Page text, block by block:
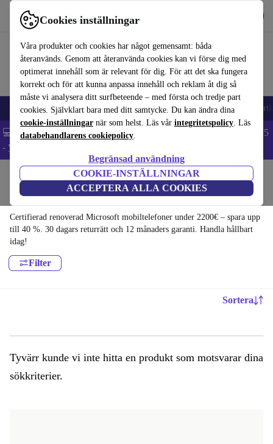
Cookies inställningar
Våra produkter och cookies har något gemensamt: båda
återanvänds. Genom att återanvända cookies kan vi förse dig med
optimerat innehåll som är relevant för dig. För att det ska fungera
korrekt och för att kunna anpassa innehåll och reklam åt dig så
måste vi analysera ditt surfbeteende – med första och tredje part
cookies. Självklart bara med ditt samtycke. Du kan ändra dina
cookie-inställningar när som helst. Läs vår integritetspolicy. Läs
databehandlarens cookiepolicy.
Begränsad användning
COOKIE-INSTÄLLNINGAR
ACCEPTERA ALLA COOKIES
Använd refurbed snabbt och enkelt
🎒 Back to school Mobiltelefoner Bärbara datorer Surfplattor
💻 Extra 5% rabatt på alla MacBooks och laptops - Code: LAPTOP5
- Villkor
Mobiltelefoner & Smartphones
Microsoft mobiltelefoner:
Certifierad renoverad Microsoft mobiltelefoner under 2200€ – spara upp
till 40 %. 30 dagars returrätt och 12 månaders garanti. Handla hållbart
idag!
Filter
Sortera
Tyvärr kunde vi inte hitta en produkt som motsvarar dina
sökkriterier.